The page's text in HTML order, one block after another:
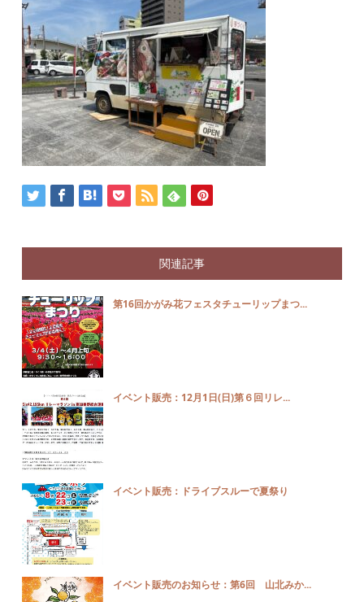
関連記事
第16回かがみ花フェスタチューリップまつ...
イベント販売：12月1日(日)第６回リレ...
イベント販売：ドライブスルーで夏祭り
イベント販売のお知らせ：第6回 山北みか...